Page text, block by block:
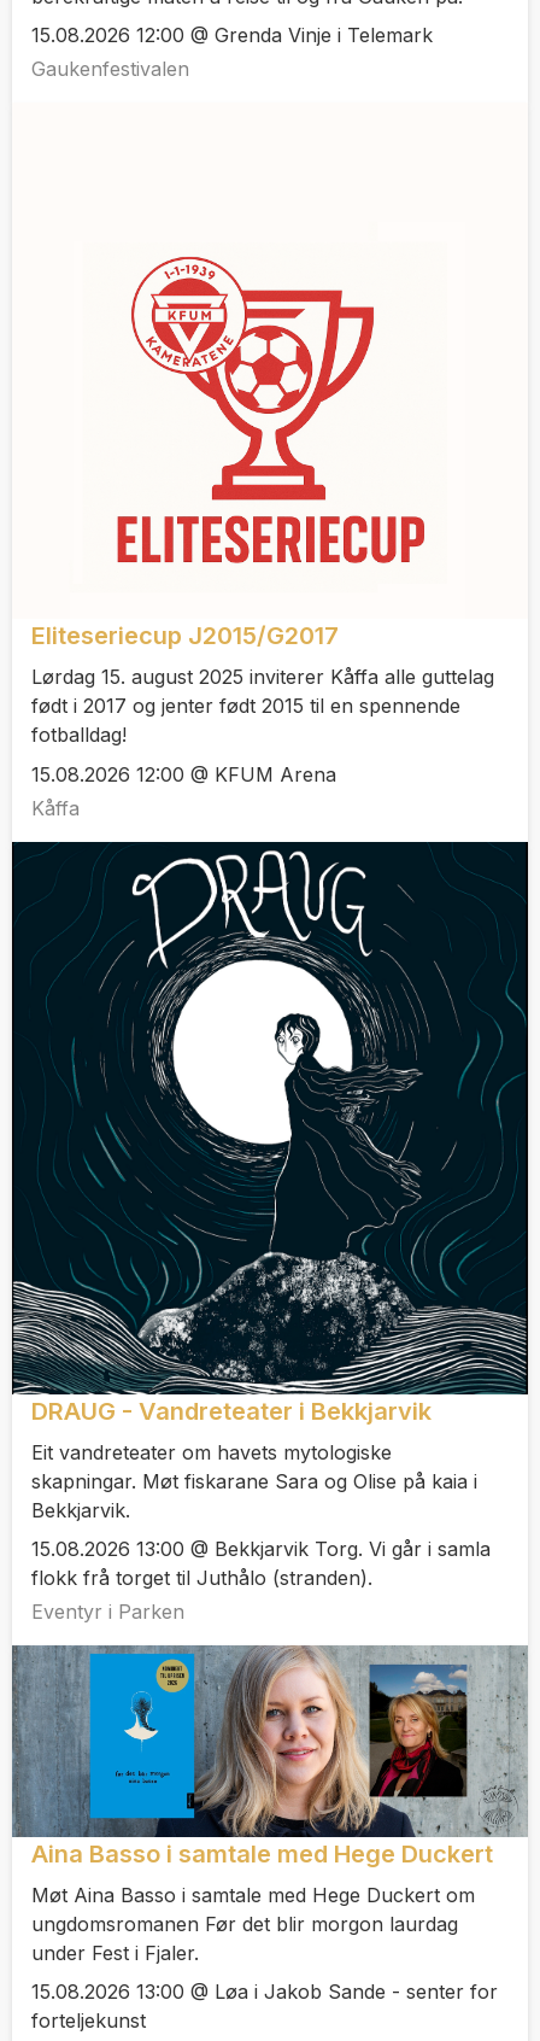
15.08.2026 12:00 @ Grenda Vinje i Telemark
Gaukenfestivalen
Eliteseriecup J2015/G2017
Lørdag 15. august 2025 inviterer Kåffa alle guttelag
født i 2017 og jenter født 2015 til en spennende
fotballdag!
15.08.2026 12:00 @ KFUM Arena
Kåffa
DRAUG - Vandreteater i Bekkjarvik
Eit vandreteater om havets mytologiske
skapningar. Møt fiskarane Sara og Olise på kaia i
Bekkjarvik.
15.08.2026 13:00 @ Bekkjarvik Torg. Vi går i samla
flokk frå torget til Juthålo (stranden).
Eventyr i Parken
Aina Basso i samtale med Hege Duckert
Møt Aina Basso i samtale med Hege Duckert om
ungdomsromanen Før det blir morgon laurdag
under Fest i Fjaler.
15.08.2026 13:00 @ Løa i Jakob Sande - senter for
forteljekunst